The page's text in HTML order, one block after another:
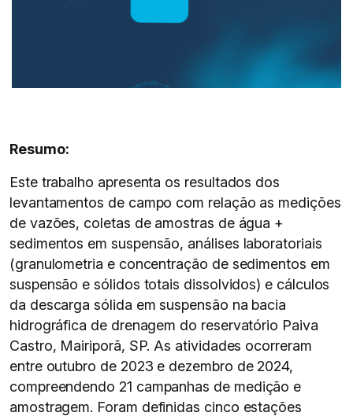
Resumo:
Este trabalho apresenta os resultados dos
levantamentos de campo com relação as medições
de vazões, coletas de amostras de água +
sedimentos em suspensão, análises laboratoriais
(granulometria e concentração de sedimentos em
suspensão e sólidos totais dissolvidos) e cálculos
da descarga sólida em suspensão na bacia
hidrográfica de drenagem do reservatório Paiva
Castro, Mairiporã, SP. As atividades ocorreram
entre outubro de 2023 e dezembro de 2024,
compreendendo 21 campanhas de medição e
amostragem. Foram definidas cinco estações